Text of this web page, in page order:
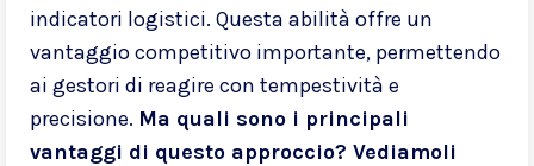
indicatori logistici. Questa abilità offre un
vantaggio competitivo importante, permettendo
ai gestori di reagire con tempestività e
precisione. Ma quali sono i principali
vantaggi di questo approccio? Vediamoli